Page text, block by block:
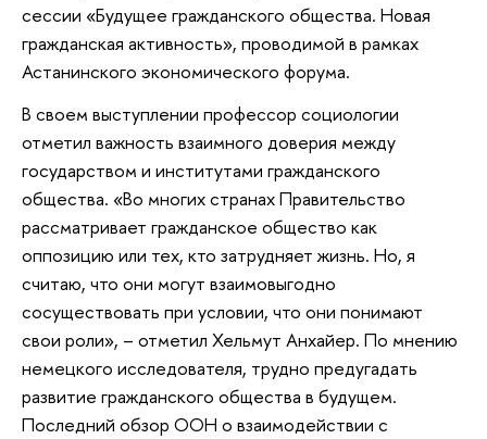
сессии «Будущее гражданского общества. Новая
гражданская активность», проводимой в рамках
Астанинского экономического форума.
В своем выступлении профессор социологии
отметил важность взаимного доверия между
государством и институтами гражданского
общества. «Во многих странах Правительство
рассматривает гражданское общество как
оппозицию или тех, кто затрудняет жизнь. Но, я
считаю, что они могут взаимовыгодно
сосуществовать при условии, что они понимают
свои роли», – отметил Хельмут Анхайер. По мнению
немецкого исследователя, трудно предугадать
развитие гражданского общества в будущем.
Последний обзор ООН о взаимодействии с